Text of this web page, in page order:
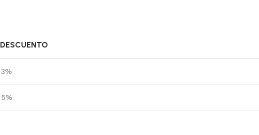
DESCUENTO
3%
5%